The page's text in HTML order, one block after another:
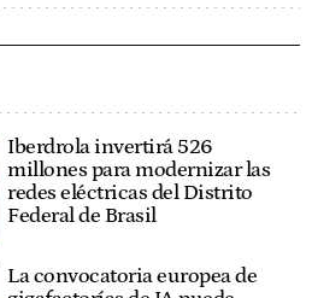
Iberdrola invertirá 526
millones para modernizar las
redes eléctricas del Distrito
Federal de Brasil
La convocatoria europea de